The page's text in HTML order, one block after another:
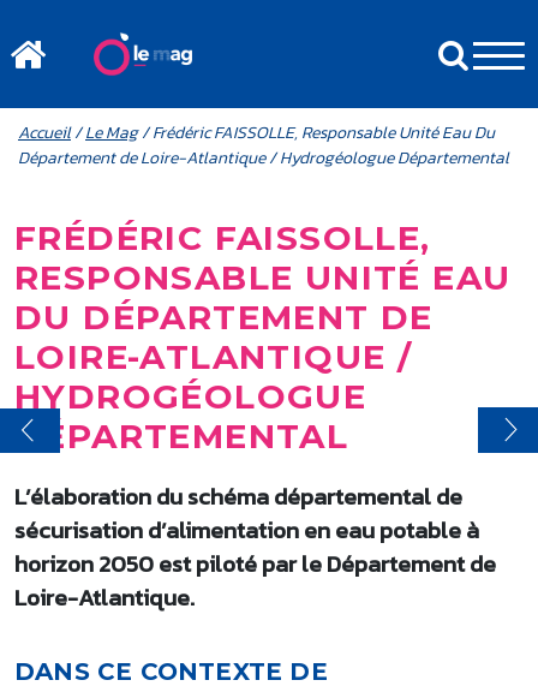
MENU MOBILE
FIL D'ARIANE
Accueil/Le Mag/ Frédéric FAISSOLLE, Responsable Unité Eau Du
Département de Loire-Atlantique / Hydrogéologue Départemental
FRÉDÉRIC FAISSOLLE,
RESPONSABLE UNITÉ EAU
DU DÉPARTEMENT DE
LOIRE-ATLANTIQUE /
HYDROGÉOLOGUE
DÉPARTEMENTAL
L’élaboration du schéma départemental de
sécurisation d’alimentation en eau potable à
horizon 2050 est piloté par le Département de
Loire-Atlantique.
DANS CE CONTEXTE DE